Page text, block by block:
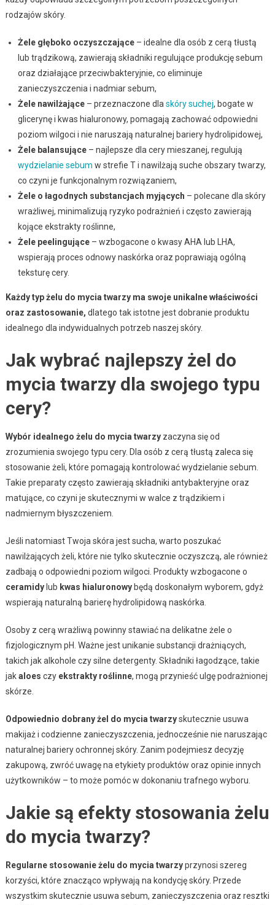
rodzajów skóry.
Żele głęboko oczyszczające– idealne dla osób z cerą tłustą
lub trądzikową, zawierają składniki regulujące produkcję sebum
oraz działające przeciwbakteryjnie, co eliminuje
zanieczyszczenia i nadmiar sebum,
Żele nawilżające– przeznaczone dla skóry suchej, bogate w
glicerynę i kwas hialuronowy, pomagają zachować odpowiedni
poziom wilgoci i nie naruszają naturalnej bariery hydrolipidowej,
Żele balansujące– najlepsze dla cery mieszanej, regulują
wydzielanie sebum w strefie T i nawilżają suche obszary twarzy,
co czyni je funkcjonalnym rozwiązaniem,
Żele o łagodnych substancjach myjących – polecane dla skóry
wrażliwej, minimalizują ryzyko podrażnień i często zawierają
kojące ekstrakty roślinne,
Żele peelingujące– wzbogacone o kwasy AHA lub LHA,
wspierają proces odnowy naskórka oraz poprawiają ogólną
teksturę cery.
Każdy typ żelu do mycia twarzy ma swoje unikalne właściwości
oraz zastosowanie, dlatego tak istotne jest dobranie produktu
idealnego dla indywidualnych potrzeb naszej skóry.
Jak wybrać najlepszy żel do
mycia twarzy dla swojego typu
cery?
Wybór idealnego żelu do mycia twarzyzaczyna się od
zrozumienia swojego typu cery. Dla osób z cerą tłustą zaleca się
stosowanie żeli, które pomagają kontrolować wydzielanie sebum.
Takie preparaty często zawierają składniki antybakteryjne oraz
matujące, co czyni je skutecznymi w walce z trądzikiem i
nadmiernym błyszczeniem.
Jeśli natomiast Twoja skóra jest sucha, warto poszukać
nawilżających żeli, które nie tylko skutecznie oczyszczą, ale również
zadbają o odpowiedni poziom wilgoci. Produkty wzbogacone o
ceramidylub kwas hialuronowybędą doskonałym wyborem, gdyż
wspierają naturalną barierę hydrolipidową naskórka.
Osoby z cerą wrażliwą powinny stawiać na delikatne żele o
fizjologicznym pH. Ważne jest unikanie substancji drażniących,
takich jak alkohole czy silne detergenty. Składniki łagodzące, takie
jakaloes czy ekstrakty roślinne, mogą przynieść ulgę podrażnionej
skórze.
Odpowiednio dobrany żel do mycia twarzyskutecznie usuwa
makijaż i codzienne zanieczyszczenia, jednocześnie nie naruszając
naturalnej bariery ochronnej skóry. Zanim podejmiesz decyzję
zakupową, zwróć uwagę na etykiety produktów oraz opinie innych
użytkowników – to może pomóc w dokonaniu trafnego wyboru.
Jakie są efekty stosowania żelu
do mycia twarzy?
Regularne stosowanie żelu do mycia twarzyprzynosi szereg
korzyści, które znacząco wpływają na kondycję skóry. Przede
wszystkim skutecznie usuwa sebum, zanieczyszczenia oraz resztki